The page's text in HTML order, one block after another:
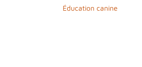
Éducation canine